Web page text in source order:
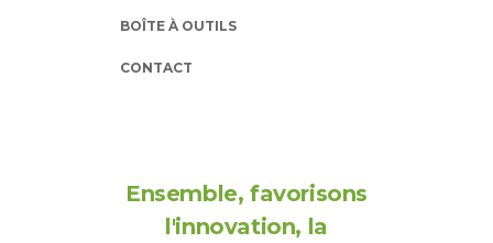
BOÎTE À OUTILS
CONTACT
Ensemble, favorisons
l'innovation, la